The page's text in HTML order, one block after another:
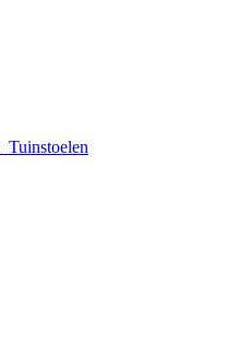
Tuinstoelen